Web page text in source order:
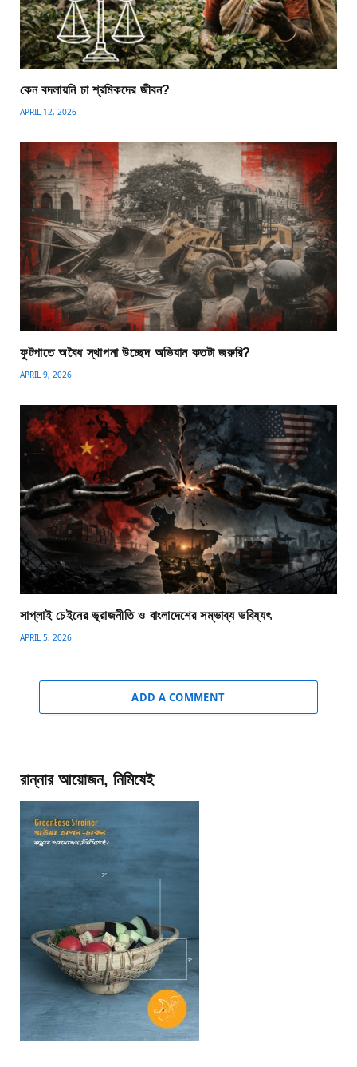
কেন বদলায়নি চা শ্রমিকদের জীবন?
APRIL 12, 2026
ফুটপাতে অবৈধ স্থাপনা উচ্ছেদ অভিযান কতটা জরুরি?
APRIL 9, 2026
সাপ্লাই চেইনের ভূরাজনীতি ও বাংলাদেশের সম্ভাব্য ভবিষ্যৎ
APRIL 5, 2026
ADD A COMMENT
রান্নার আয়োজন, নিমিষেই